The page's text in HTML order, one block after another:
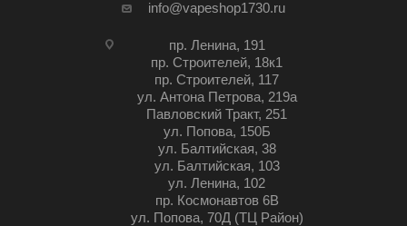
info@vapeshop1730.ru
пр. Ленина, 191
пр. Строителей, 18к1
пр. Строителей, 117
ул. Антона Петрова, 219а
Павловский Тракт, 251
ул. Попова, 150Б
ул. Балтийская, 38
ул. Балтийская, 103
ул. Ленина, 102
пр. Космонавтов 6В
ул. Попова, 70Д (ТЦ Район)